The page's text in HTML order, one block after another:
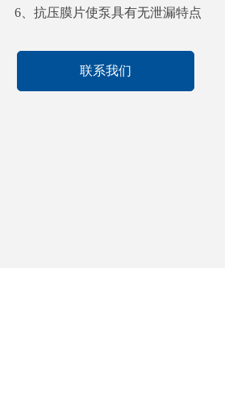
6、抗压膜片使泵具有无泄漏特点
联系我们